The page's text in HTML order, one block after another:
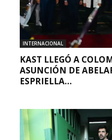
INTERNACIONAL
KAST LLEGÓ A
ASUNCIÓN DE
ESPRIELLA...